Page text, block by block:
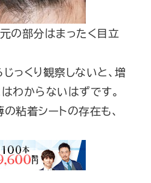
の部分はまったく目立
っくり観察しないと、増
わからないはずです。
粘着シートの存在も、